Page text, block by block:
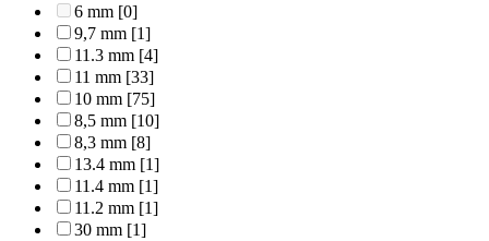
6 mm [0]
9,7 mm [1]
11.3 mm [4]
11 mm [33]
10 mm [75]
8,5 mm [10]
8,3 mm [8]
13.4 mm [1]
11.4 mm [1]
11.2 mm [1]
30 mm [1]